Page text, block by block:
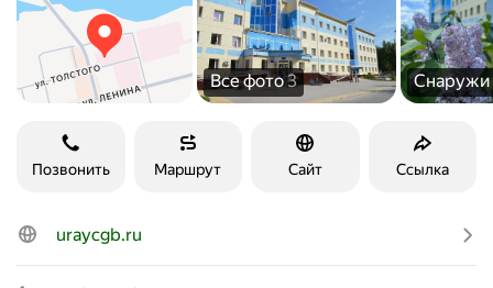
Все фото3 Снаружи
Позвонить Маршрут Сайт Ссылка
uraycgb.ru